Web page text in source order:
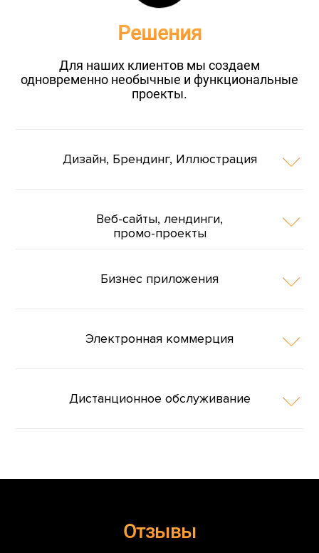
Решения
Для наших клиентов мы создаем
одновременно необычные и функциональные
проекты.
Дизайн, Брендинг, Иллюстрация
Веб-сайты, лендинги,
промо-проекты
Бизнес приложения
Электронная коммерция
Дистанционное обслуживание
Отзывы